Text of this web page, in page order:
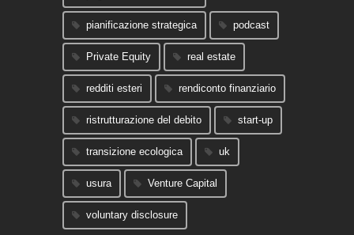
pianificazione strategica podcast
Private Equity real estate
redditi esteri rendiconto finanziario
ristrutturazione del debito start-up
transizione ecologica uk
usura Venture Capital
voluntary disclosure